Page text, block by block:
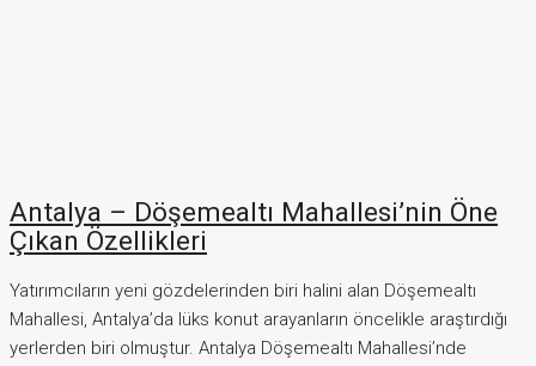
Antalya – Döşemealtı Mahallesi’nin Öne
Çıkan Özellikleri
Yatırımcıların yeni gözdelerinden biri halini alan Döşemealtı
Mahallesi, Antalya’da lüks konut arayanların öncelikle araştırdığı
yerlerden biri olmuştur. Antalya Döşemealtı Mahallesi’nde